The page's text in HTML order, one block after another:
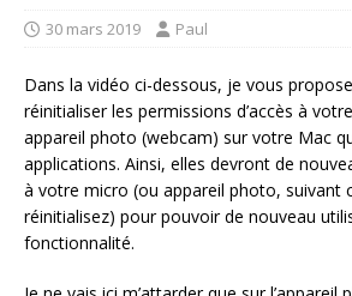
30 mars 2019 Paul
Dans la vidéo ci-dessous, je vous
réinitialiser les permissions d’accès à
appareil photo (webcam) sur votre Mac
applications. Ainsi, elles devront de
à votre micro (ou appareil photo, suivant
réinitialisez) pour pouvoir de nouveau
fonctionnalité.